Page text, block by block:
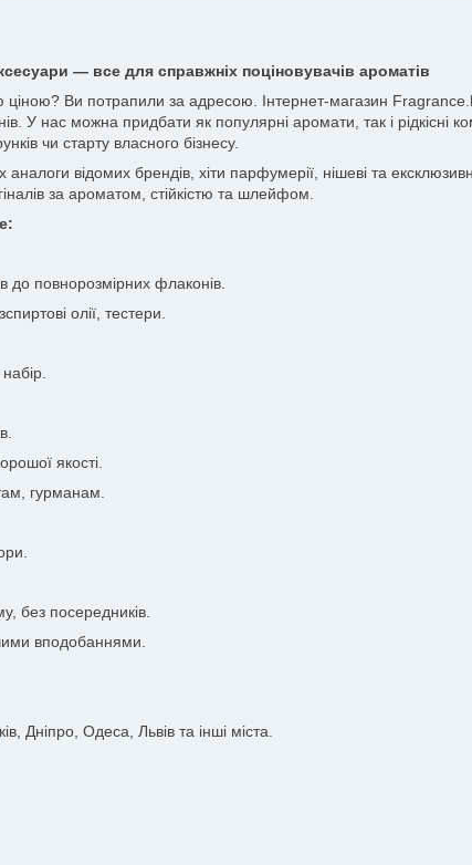
— все для справжніх поціновувачів ароматів
ціною? Ви потрапили за адресою. Інтернет-магазин
У нас можна придбати як популярні аромати, так і
чи старту власного бізнесу.
відомих брендів, хіти парфумерії, нішеві та
за ароматом, стійкістю та шлейфом.
до повнорозмірних флаконів.
олії, тестери.
якості.
гурманам.
без посередників.
вподобаннями.
Дніпро, Одеса, Львів та інші міста.